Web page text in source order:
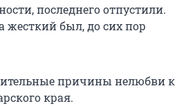
последнего отпустили.
жесткий был, до сих пор
причины нелюбви к
края.